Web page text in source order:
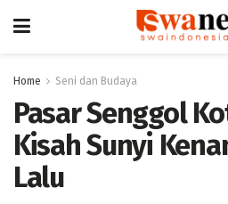
Home Seni dan Budaya
Pasar Senggol
Kisah Sunyi
Lalu